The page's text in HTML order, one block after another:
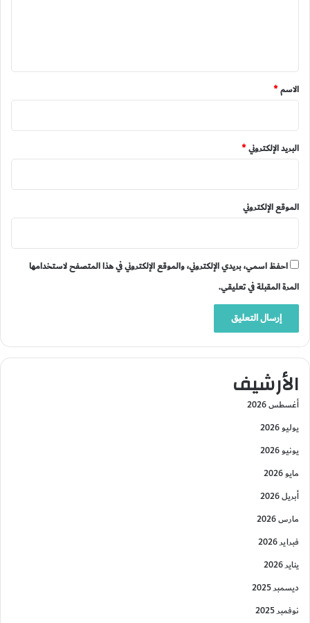
*
الاسم*
البريد الإلكتروني*
الموقع الإلكتروني
احفظ اسمي، بريدي الإلكتروني، والموقع الإلكتروني في هذا المتصفح لاستخدامها
المرة المقبلة في تعليقي.
الأرشيف
أغسطس 2026
يوليو 2026
يونيو 2026
مايو 2026
أبريل 2026
مارس 2026
فبراير 2026
يناير 2026
ديسمبر 2025
نوفمبر 2025